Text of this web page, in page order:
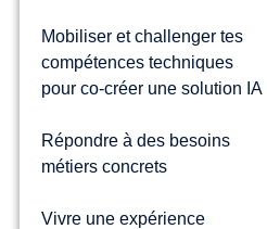
Mobiliser et challenger tes
compétences techniques
pour co-créer une solution IA
Répondre à des besoins
métiers concrets
Vivre une expérience